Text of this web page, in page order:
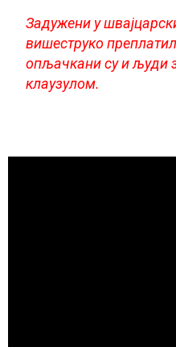
Задужени у
вишеструко
опљачкани су и људи
клаузулом.